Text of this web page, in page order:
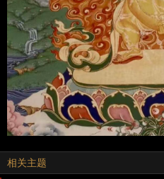
相关主题